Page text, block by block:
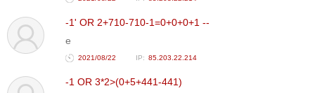
-1' OR 2+710-710-1=0+0+0+1 --
e
2021/08/22 85.203.22.214
-1 OR 3*2>(0+5+441-441)